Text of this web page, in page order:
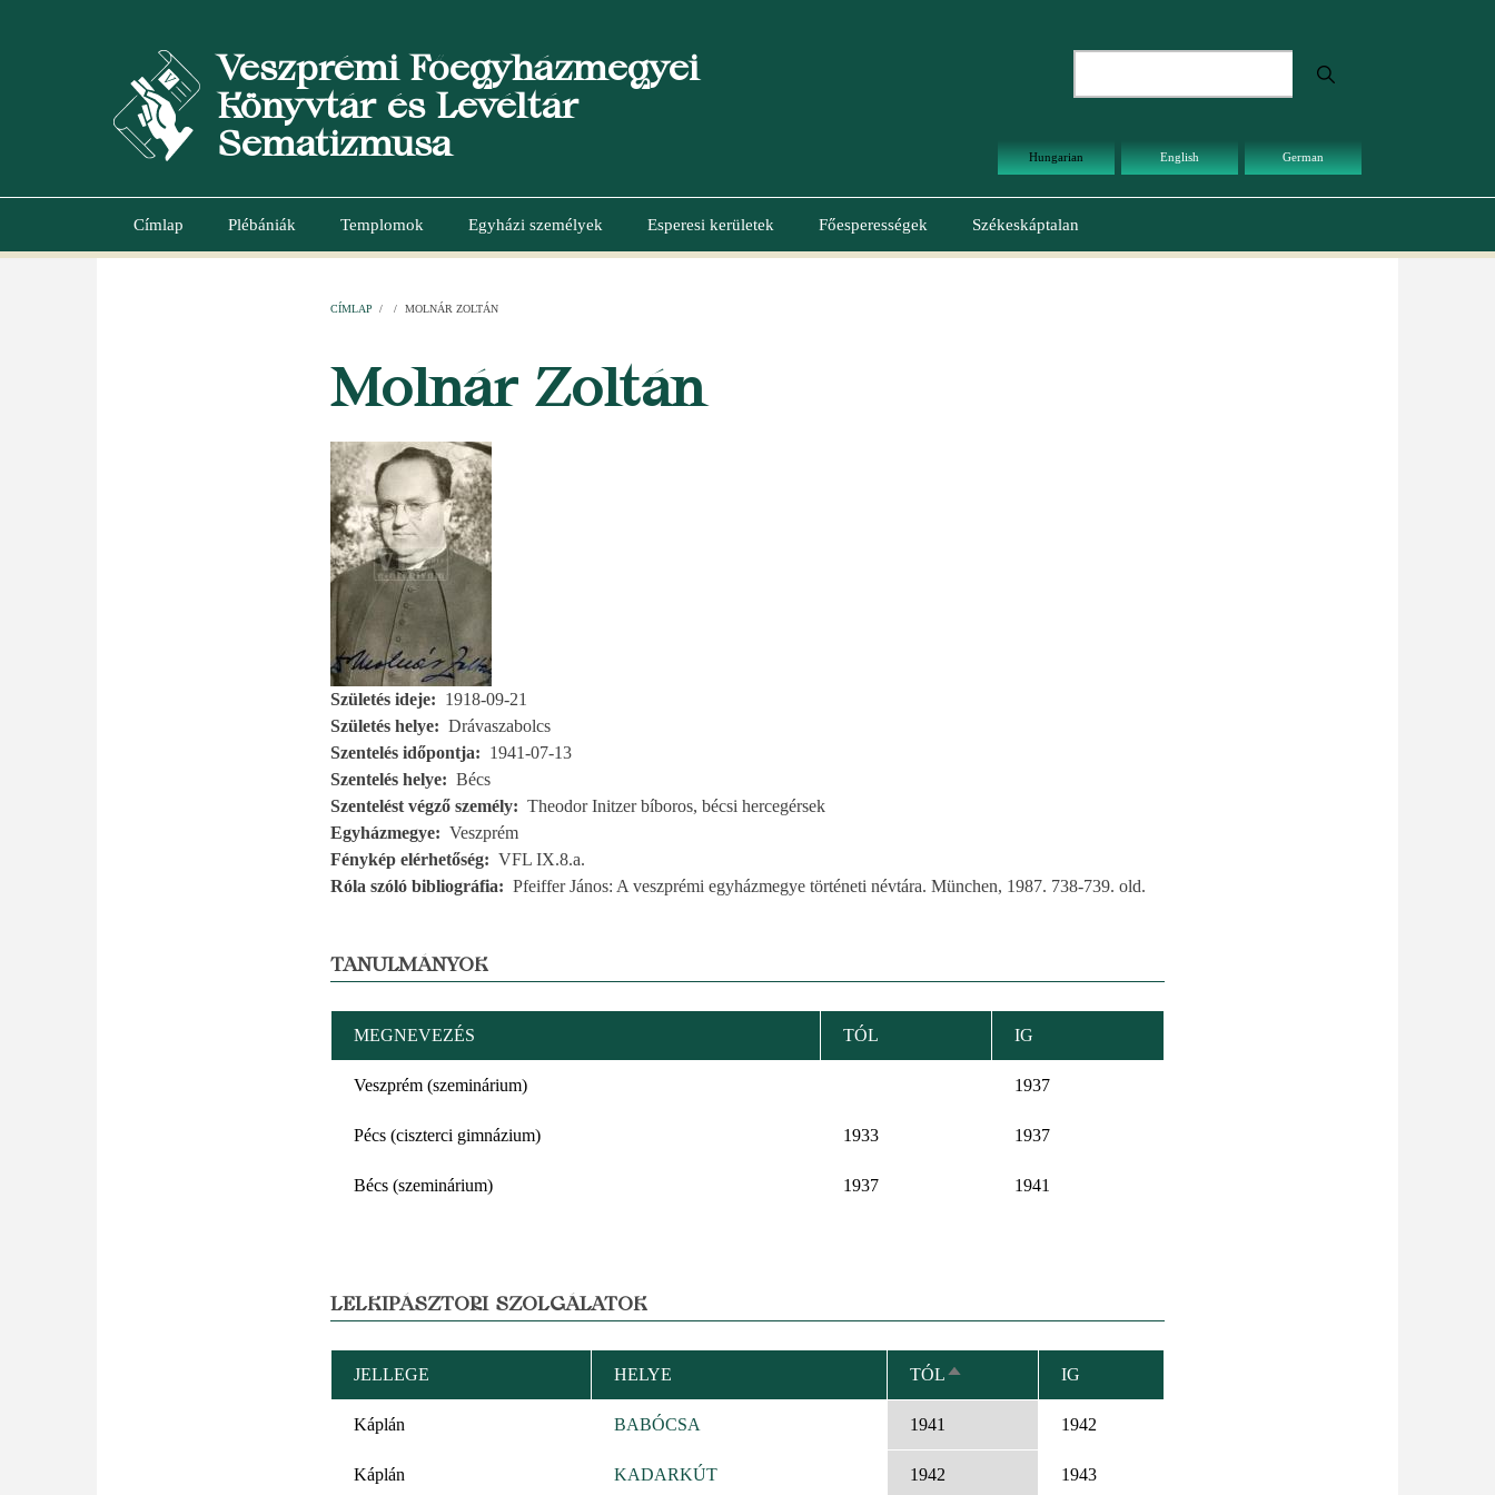
Veszprémi Főegyházmegyei
Könyvtár és Levéltár
Sematizmusa
Hungarian English German
Main
Címlap Plébániák Templomok Egyházi személyek Esperesi kerületek Főesperességek Székeskáptalan
CÍMLAP / / MOLNÁR ZOLTÁN
Molnár Zoltán
Születés ideje
1918-09-21
Születés helye
Drávaszabolcs
Szentelés időpontja
1941-07-13
Szentelés helye
Bécs
Szentelést végző személy
Theodor Initzer bíboros, bécsi hercegérsek
Egyházmegye
Veszprém
Fénykép elérhetőség
VFL IX.8.a.
Róla szóló bibliográfia
Pfeiffer János: A veszprémi egyházmegye történeti névtára. München, 1987. 738-739. old.
TANULMÁNYOK
MEGNEVEZÉS TÓL IG
Veszprém (szeminárium) 1937
Pécs (ciszterci gimnázium) 1933 1937
Bécs (szeminárium) 1937 1941
LELKIPÁSZTORI SZOLGÁLATOK
JELLEGE HELYE TÓLCSÖKKENŐ
RENDEZÉS
IG
Káplán BABÓCSA 1941 1942
Káplán KADARKÚT 1942 1943